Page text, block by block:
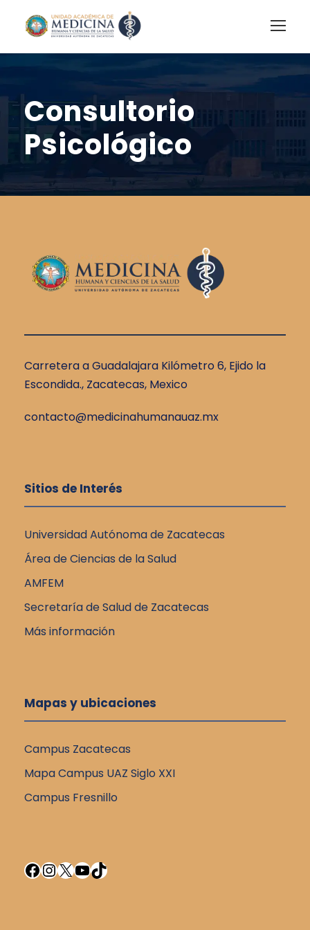
Consultorio
Psicológico
Carretera a Guadalajara Kilómetro 6, Ejido la
Escondida., Zacatecas, Mexico
contacto@medicinahumanauaz.mx
Sitios de Interés
Universidad Autónoma de Zacatecas
Área de Ciencias de la Salud
AMFEM
Secretaría de Salud de Zacatecas
Más información
Mapas y ubicaciones
Campus Zacatecas
Mapa Campus UAZ Siglo XXI
Campus Fresnillo
Facebook InstagramX YouTube TikTok